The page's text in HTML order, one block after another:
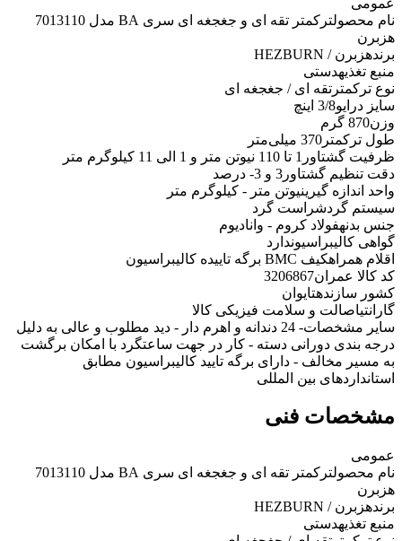
نام محصول
ترکمتر تقه ای و جغجغه ای سری BA مدل 7013110
هزبرن
برندهزبرن / HEZBURN
منبع تغذیهدستی
نوع ترکمتر تقه ای / جغجغه ای
سایز درایو3/8 اینچ
وزن870 گرم
طول ترکمتر 370 میلی‌متر
ظرفیت گشتاور 1 تا 110 نیوتن متر و 1 الی 11 کیلوگرم متر
دقت تنظیم گشتاور 3 و 3- درصد
واحد اندازه گیرینیوتن متر - کیلوگرم متر
سیستم گردشراست گرد
جنس بدنهفولاد کروم - وانادیوم
گواهی کالیبراسیوندارد
اقلام همراهکیف BMC برگه تاییده کالیبراسیون
کد کالا عمران3206867
کشور سازندهتایوان
گارانتیاصالت و سلامت فیزیکی کالا
سایر مشخصات
- 24 دندانه و اهرم دار - دید مطلوب و عالی به دلیل
درجه بندی دورانی دسته - کار در جهت ساعتگرد با امکان برگشت
به مسیر مخالف - دارای برگه تایید کالیبراسیون مطابق
استانداردهای بین المللی
مشخصات فنی
عمومی
نام محصول
ترکمتر تقه ای و جغجغه ای سری BA مدل 7013110
هزبرن
برندهزبرن / HEZBURN
منبع تغذیهدستی